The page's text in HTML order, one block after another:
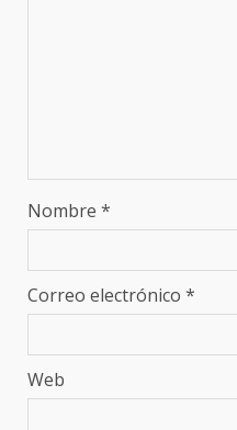
Nombre *
Correo electrónico *
Web